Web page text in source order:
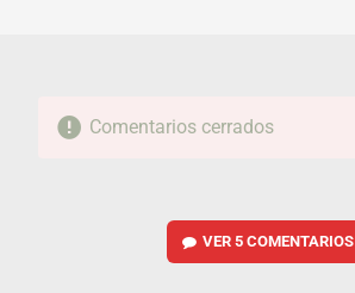
Comentarios cerrados
VER5 COMENTARIOS